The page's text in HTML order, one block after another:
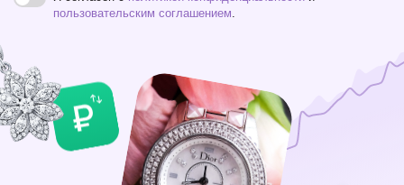
пользовательским соглашением.